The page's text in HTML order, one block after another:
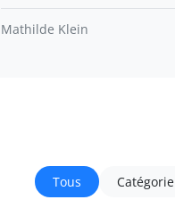
Mathilde Klein
Tous Catégorie